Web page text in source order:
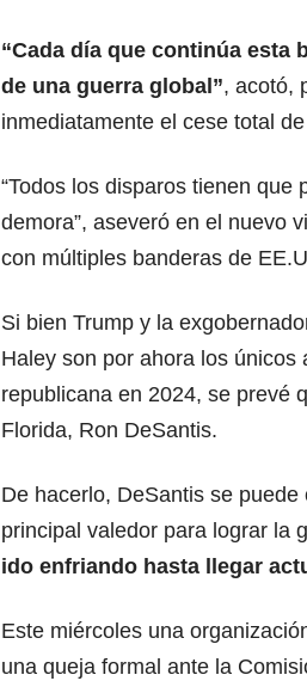
“Cada día que continúa esta
de una guerra global”, acotó,
inmediatamente el cese total
“Todos los disparos tienen
demora”, aseveró en el nuevo
con múltiples banderas de
Si bien Trump y la
Haley son por ahora los únicos
republicana en 2024, se prevé
Florida, Ron DeSantis.
De hacerlo, DeSantis se
principal valedor para lograr la
ido enfriando hasta llegar
Este miércoles una
una queja formal ante la